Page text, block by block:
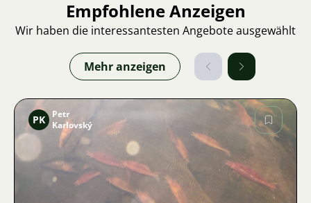
Empfohlene Anzeigen
Wir haben die interessantesten Angebote ausgewählt
Mehr anzeigen
Bild
PK
Petr
Karlovský